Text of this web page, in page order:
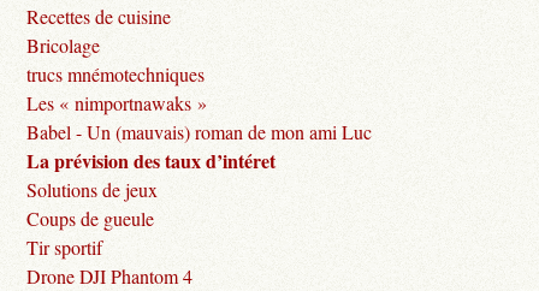
Recettes de cuisine
Bricolage
trucs mnémotechniques
Les « nimportnawaks »
Babel - Un (mauvais) roman de mon ami Luc
La prévision des taux d’intéret
Solutions de jeux
Coups de gueule
Tir sportif
Drone DJI Phantom 4